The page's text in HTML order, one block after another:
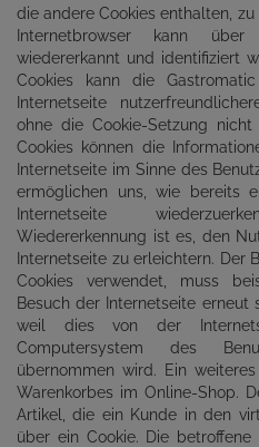
die andere Cookies enthalten,
Internetbrowser kann
wiedererkannt und identifiziert
Cookies kann die
Internetseite
ohne die Cookie-Setzung
Cookies können die
Internetseite im Sinne des
ermöglichen uns, wie bereits
Internetseite
Wiedererkennung ist es, den
Internetseite zu erleichtern. Der
Cookies verwendet, muss
Besuch der Internetseite erneut
weil dies von der
Computersystem des
übernommen wird. Ein
Warenkorbes im Online-Shop.
Artikel, die ein Kunde in den
über ein Cookie. Die